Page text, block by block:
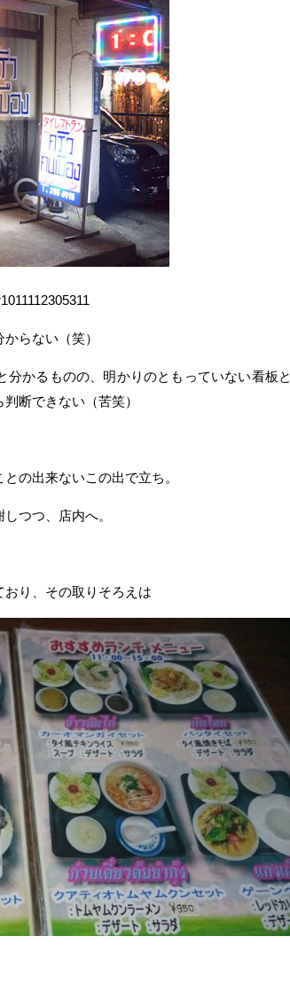
らない（笑）
かるものの、明かりのともっていない看板と
断できない（苦笑）
の出来ないこの出で立ち。
つつ、店内へ。
り、その取りそろえは